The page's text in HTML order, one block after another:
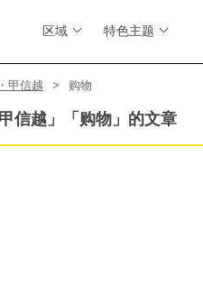
区域 特色主题
甲信越 购物
信越」「购物」的文章